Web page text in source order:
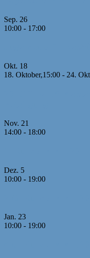
Sep. 26
10:00 - 17:00
Okt. 18
18. Oktober,15:00 - 24.
Nov. 21
14:00 - 18:00
Dez. 5
10:00 - 19:00
Jan. 23
10:00 - 19:00